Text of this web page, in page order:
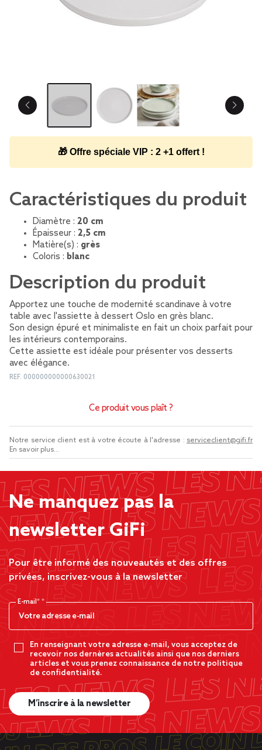
🎁 Offre spéciale VIP : 2 +1 offert !
Caractéristiques du produit
Diamètre : 20 cm
Épaisseur : 2,5 cm
Matière(s) : grès
Coloris : blanc
Description du produit
Apportez une touche de modernité scandinave à votre
table avec l'assiette à dessert Oslo en grès blanc.
Son design épuré et minimaliste en fait un choix parfait pour
les intérieurs contemporains.
Cette assiette est idéale pour présenter vos desserts
avec élégance.
REF. 000000000000630021
Ce produit vous plaît ?
Notre service client est à votre écoute à l'adresse : serviceclient@gifi.fr
En savoir plus...
Ne manquez pas la
newsletter GiFi
Pour être informé des nouveautés et des offres
privées, inscrivez-vous à la newsletter
E-mail*
En renseignant votre adresse e-mail, vous acceptez de
recevoir nos dernères actualités ainsi que nos derniers
articles et vous prenez connaissance de notre politique
de confidentialité.
M’inscrire à la newsletter